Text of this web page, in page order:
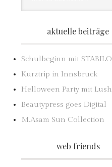
aktuelle beiträge
Schulbeginn mit STABILO
Kurztrip in Innsbruck
Helloween Party mit Lush
Beautypress goes Digital
M.Asam Sun Collection
web friends